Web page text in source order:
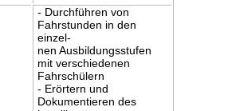
- Durchführen von
Fahrstunden in den
einzel-
nen Ausbildungsstufen
mit verschiedenen
Fahrschülern
- Erörtern und
Dokumentieren des